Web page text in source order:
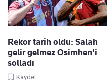
Rekor tarih oldu: Salah
gelir gelmez Osimhen'i
solladı
Kaydet